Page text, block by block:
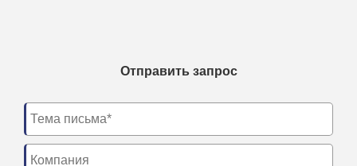
Отправить запрос